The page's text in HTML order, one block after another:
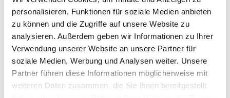
personalisieren, Funktionen für soziale Medien anbieten
zu können und die Zugriffe auf unsere Website zu
analysieren. Außerdem geben wir Informationen zu Ihrer
Verwendung unserer Website an unsere Partner für
soziale Medien, Werbung und Analysen weiter. Unsere
Partner führen diese Informationen möglicherweise mit
weiteren Daten zusammen, die Sie ihnen bereitgestellt
Passendes Fahrzeug nicht dabei?
Fahrzeug-Suche für AT-Turbolader»
Oder einfach nachfragen.
Hersteller/EU Verantwortliche
Person